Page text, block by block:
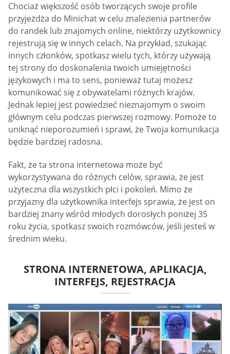
Chociaż większość osób tworzących swoje profile
przyjeżdża do Minichat w celu znalezienia partnerów
do randek lub znajomych online, niektórzy użytkownicy
rejestrują się w innych celach. Na przykład, szukając
innych członków, spotkasz wielu tych, którzy używają
tej strony do doskonalenia twoich umiejętności
językowych i ma to sens, ponieważ tutaj możesz
komunikować się z obywatelami różnych krajów.
Jednak lepiej jest powiedzieć nieznajomym o swoim
głównym celu podczas pierwszej rozmowy. Pomoże to
uniknąć nieporozumień i sprawi, że Twoja komunikacja
będzie bardziej radosna.
Fakt, że ta strona internetowa może być
wykorzystywana do różnych celów, sprawia, że jest
użyteczna dla wszystkich płci i pokoleń. Mimo że
przyjazny dla użytkownika interfejs sprawia, że jest on
bardziej znany wśród młodych dorosłych poniżej 35
roku życia, spotkasz swoich rozmówców, jeśli jesteś w
średnim wieku.
STRONA INTERNETOWA, APLIKACJA,
INTERFEJS, REJESTRACJA